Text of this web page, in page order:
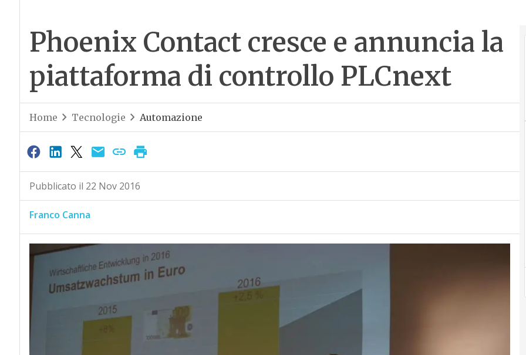
Phoenix Contact cresce e annuncia la
piattaforma di controllo PLCnext
Home Tecnologie Automazione
Pubblicato il 22 Nov 2016
Franco Canna